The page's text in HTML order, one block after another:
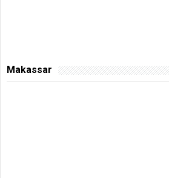
Makassar